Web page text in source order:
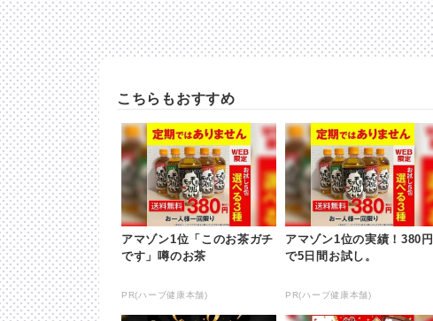
こちらもおすすめ
アマゾン1位「このお茶ガチ
です」噂のお茶
PR(ハーブ健康本舗)
アマゾン1位の実績！380円
で5日間お試し。
PR(ハーブ健康本舗)